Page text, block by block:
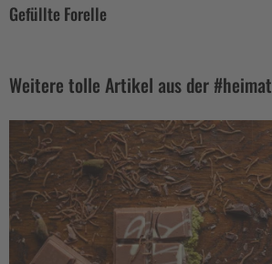
Gefüllte Forelle
Weitere tolle Artikel aus der #heimat